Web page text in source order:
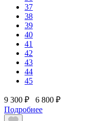
37
38
39
40
41
42
43
44
45
9 300 ₽
6 800 ₽
Подробнее